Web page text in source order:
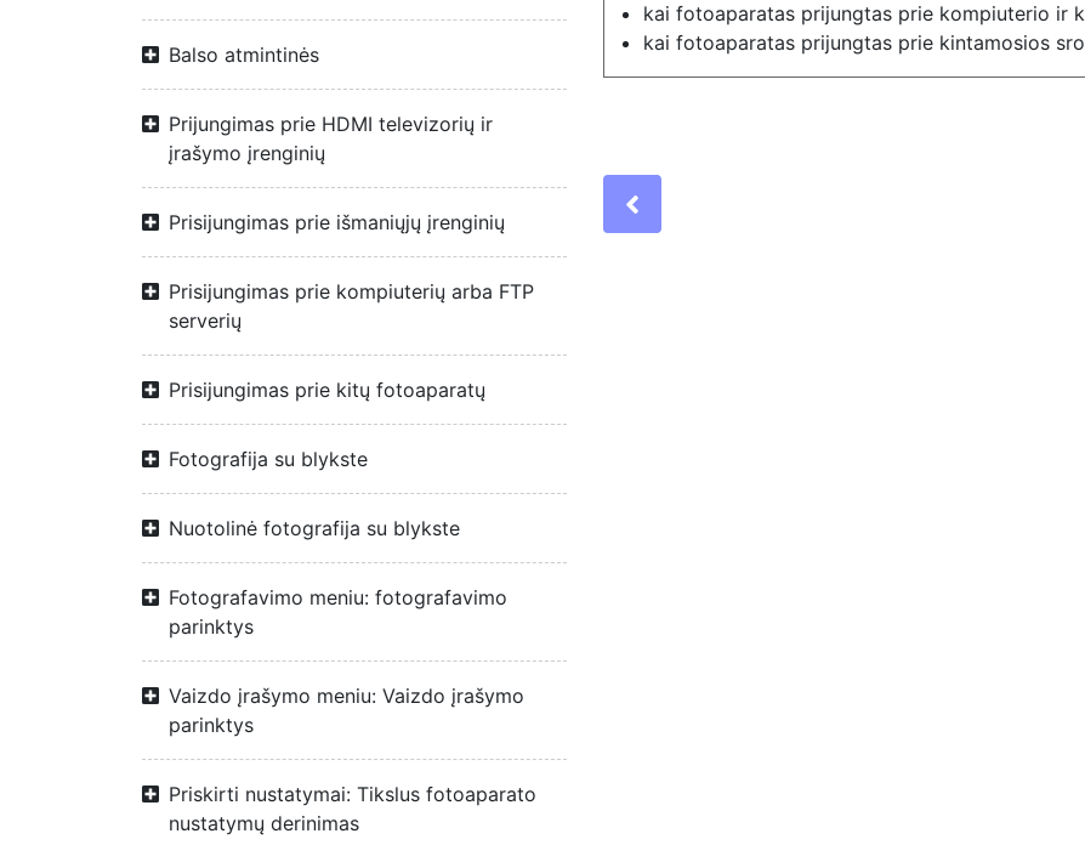
Balso atmintinės
Prijungimas prie HDMI televizorių ir
įrašymo įrenginių
Prisijungimas prie išmaniųjų įrenginių
Prisijungimas prie kompiuterių arba FTP
serverių
Prisijungimas prie kitų fotoaparatų
Fotografija su blykste
Nuotolinė fotografija su blykste
Fotografavimo meniu: fotografavimo
parinktys
Vaizdo įrašymo meniu: Vaizdo įrašymo
parinktys
Priskirti nustatymai: Tikslus fotoaparato
nustatymų derinimas
kai fotoaparatas prijungtas prie kompiuterio ir
kai fotoaparatas prijungtas prie kintamosios